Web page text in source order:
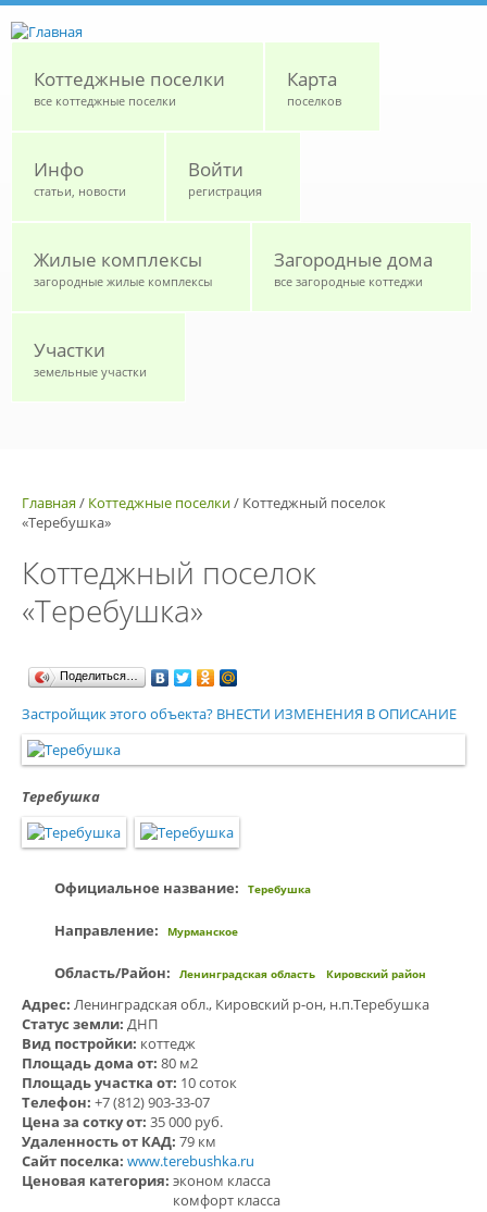
Коттеджные поселки
все коттеджные поселки
Карта
поселков
Инфо
статьи, новости
Войти
регистрация
Жилые комплексы
загородные жилые комплексы
Загородные дома
все загородные коттеджи
Участки
земельные участки
Главная / Коттеджные поселки/ Коттеджный поселок
«Теребушка»
Коттеджный поселок
«Теребушка»
Поделиться…
Застройщик этого объекта? ВНЕСТИ ИЗМЕНЕНИЯ В ОПИСАНИЕ
Теребушка
Официальное название: Теребушка
Направление: Мурманское
Область/Район: Ленинградская область Кировский район
Адрес: Ленинградская обл., Кировский р-он, н.п.Теребушка
Статус земли: ДНП
Вид постройки: коттедж
Площадь дома от: 80 м2
Площадь участка от: 10 соток
Телефон: +7 (812) 903-33-07
Цена за сотку от: 35 000 руб.
Удаленность от КАД: 79 км
Сайт поселка: www.terebushka.ru
Ценовая категория: эконом класса
комфорт класса